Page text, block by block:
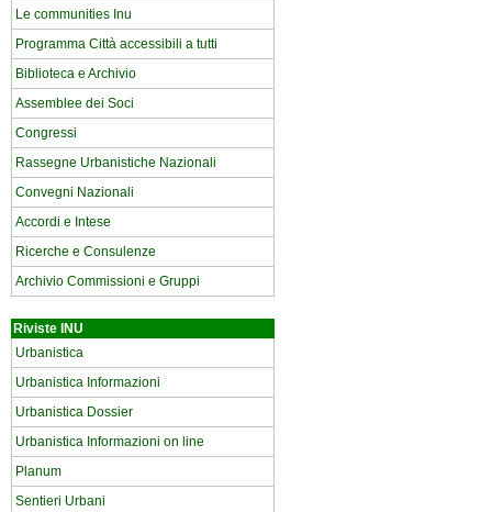
Le communities Inu
Programma Città accessibili a tutti
Biblioteca e Archivio
Assemblee dei Soci
Congressi
Rassegne Urbanistiche Nazionali
Convegni Nazionali
Accordi e Intese
Ricerche e Consulenze
Archivio Commissioni e Gruppi
Riviste INU
Urbanistica
Urbanistica Informazioni
Urbanistica Dossier
Urbanistica Informazioni on line
Planum
Sentieri Urbani